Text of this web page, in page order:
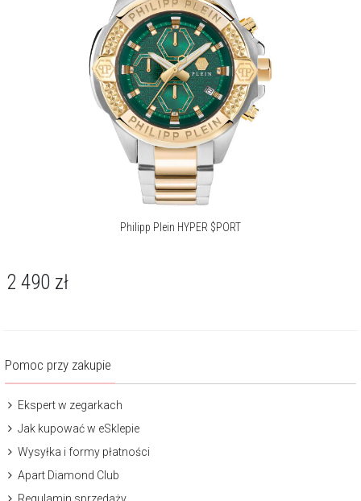
Philipp Plein HYPER $PORT
2 490 zł
Pomoc przy zakupie
Ekspert w zegarkach
Jak kupować w eSklepie
Wysyłka i formy płatności
Apart Diamond Club